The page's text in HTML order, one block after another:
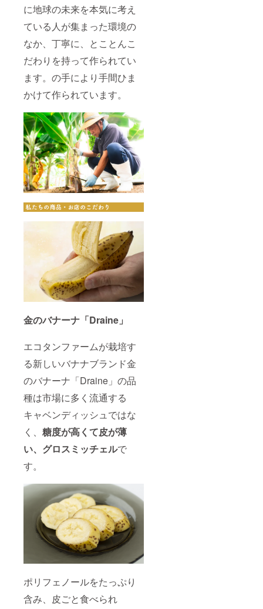
に地球の未来を本気に考え
ている人が集まった環境の
なか、丁寧に、とことんこ
だわりを持って作られてい
ます。の手により手間ひま
かけて作られています。
金のバナーナ「Draine」
エコタンファームが栽培す
る新しいバナナブランド金
のバナーナ「Draine」の品
種は市場に多く流通する
キャベンディッシュではな
く、 糖度が高くて皮が薄
い、グロスミッチェルで
す。
ポリフェノールをたっぷり
含み、皮ごと食べられ